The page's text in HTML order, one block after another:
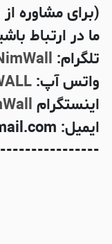
(برای مشاوره
ما در ارتباط
تلگرام:
واتس آپ:
اینستگرام
ایمیل: Nimwallgroup@gmail.com